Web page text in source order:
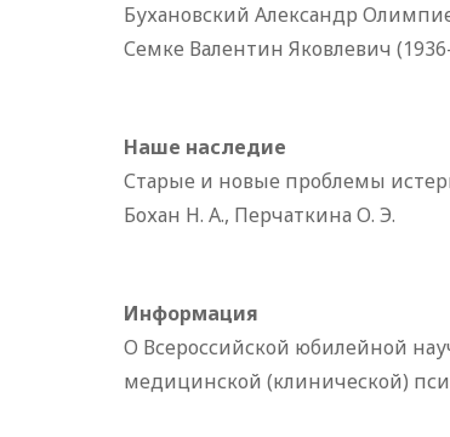
Бухановский Александр
Семке Валентин Яковлевич
Наше наследие
Старые и новые проблемы
Бохан Н. А., Перчаткина О. Э.
Информация
О Всероссийской юбилейной
медицинской (клинической)